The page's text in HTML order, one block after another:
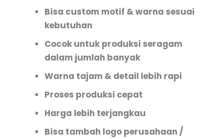
Bisa custom motif & warna sesuai
kebutuhan
Cocok untuk produksi seragam
dalam jumlah banyak
Warna tajam & detail lebih rapi
Proses produksi cepat
Harga lebih terjangkau
Bisa tambah logo perusahaan /